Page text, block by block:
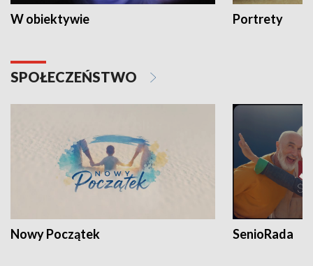
W obiektywie Portrety
SPOŁECZEŃSTWO
Nowy Początek SenioRada